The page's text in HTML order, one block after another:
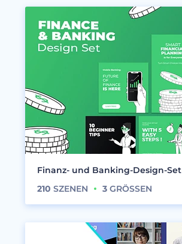
Finanz- und Banking-Design-Set
210 SZENEN 3 GRÖSSEN